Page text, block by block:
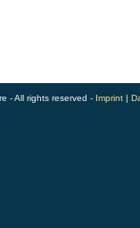
- All rights reserved - Imprint |